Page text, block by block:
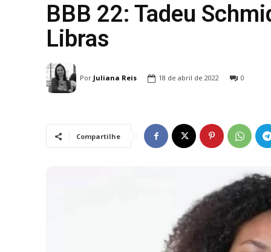
BBB 22: Tadeu
Libras
Por Juliana Reis 18 de abril de 2022 0
Compartilhe